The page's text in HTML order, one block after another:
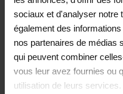
sociaux et d'analyser notre
également des
nos partenaires de médias
qui peuvent combiner
vous leur avez fournies ou
utilisation de leurs services.
Nettoie efficacement les
équipements de
avec des produits à
Mode d’emploi :
Ajoutez Wixx White